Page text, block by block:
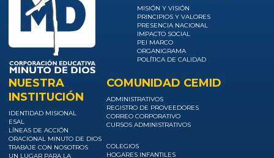
MISIÓN Y VISIÓN
PRINCIPIOS Y VALORES
PRESENCIA NACIONAL
IMPACTO SOCIAL
PEI MARCO
ORGANIGRAMA
POLÍTICA DE CALIDAD
NUESTRA
INSTITUCIÓN
IDENTIDAD MISIONAL
ESAL
LÍNEAS DE ACCIÓN
ORACIONAL MINUTO DE DIOS
TRABAJE CON NOSOTROS
UN LUGAR PARA LA
COMUNIDAD CEMID
ADMINISTRATIVOS
REGISTRO DE PROVEEDORES
CORREO CORPORATIVO
CURSOS ADMINISTRATIVOS
COLEGIOS
HOGARES INFANTILES